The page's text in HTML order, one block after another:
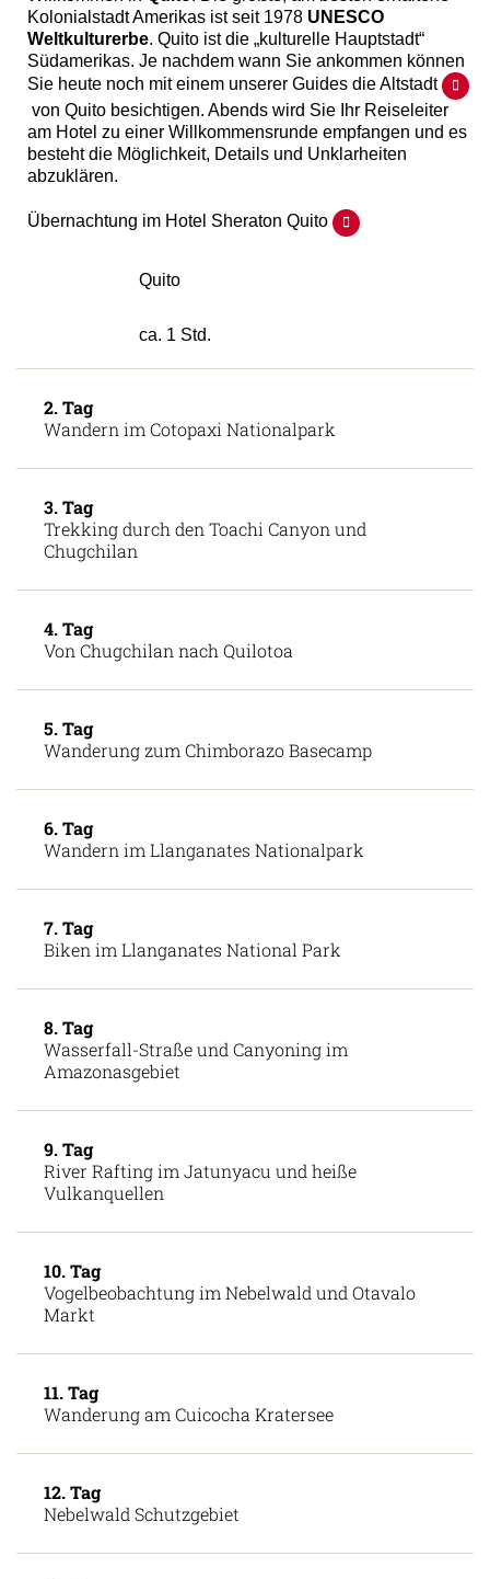
Kolonialstadt Amerikas ist seit 1978 UNESCO
Weltkulturerbe. Quito ist die „kulturelle Hauptstadt“
Südamerikas. Je nachdem wann Sie ankommen können
Sie heute noch mit einem unserer Guides die Altstadt
von Quito besichtigen. Abends wird Sie Ihr Reiseleiter
am Hotel zu einer Willkommensrunde empfangen und es
besteht die Möglichkeit, Details und Unklarheiten
abzuklären.
Übernachtung im Hotel Sheraton Quito
Quito
ca. 1 Std.
2. Tag
Wandern im Cotopaxi Nationalpark
3. Tag
Trekking durch den Toachi Canyon und
Chugchilan
4. Tag
Von Chugchilan nach Quilotoa
5. Tag
Wanderung zum Chimborazo Basecamp
6. Tag
Wandern im Llanganates Nationalpark
7. Tag
Biken im Llanganates National Park
8. Tag
Wasserfall-Straße und Canyoning im
Amazonasgebiet
9. Tag
River Rafting im Jatunyacu und heiße
Vulkanquellen
10. Tag
Vogelbeobachtung im Nebelwald und Otavalo
Markt
11. Tag
Wanderung am Cuicocha Kratersee
12. Tag
Nebelwald Schutzgebiet